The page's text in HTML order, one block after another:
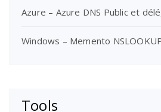
Azure – Azure DNS Public et
Windows – Memento
Tools